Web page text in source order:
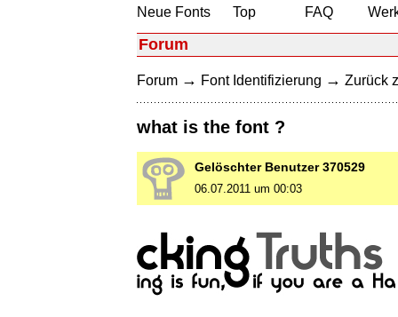
Neue Fonts
Top
FAQ
Forum
Forum → Font Identifizierung → Zurück
what is the font ?
Gelöschter Benutzer 370529
06.07.2011 um 00:03